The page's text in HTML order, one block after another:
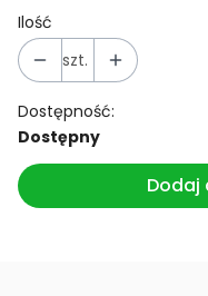
Ilość
szt.
Dostępność:
Dostępny
Dodaj